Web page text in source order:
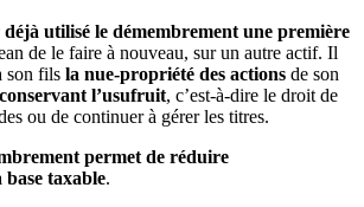
utilisé le démembrement une première
de le faire à nouveau, sur un autre actif. Il
son fils la nue-propriété des actions de son
conservant l’usufruit, c’est-à-dire le droit de
ou de continuer à gérer les titres.
permet de réduire
taxable.